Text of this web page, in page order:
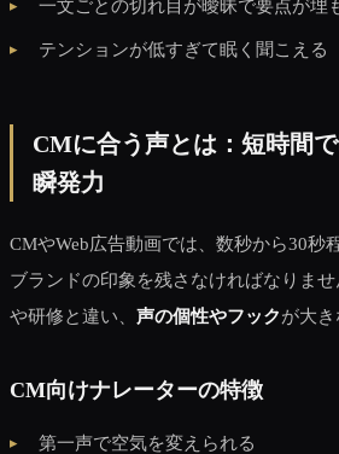
一文ごとの切れ目が曖昧で要点が埋
テンションが低すぎて眠く聞こえる
CMに合う声とは：短時間
瞬発力
CMやWeb広告動画では、数秒から30秒
ブランドの印象を残さなければなりま
や研修と違い、 声の個性やフックが大き
CM向けナレーターの特徴
第一声で空気を変えられる